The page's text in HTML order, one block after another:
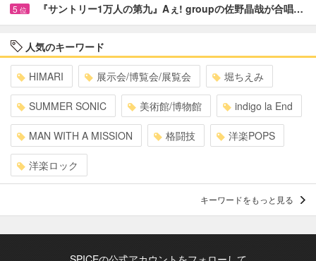
5 位 『サントリー1万人の第九』Aぇ! groupの佐野晶哉が合唱…
人気のキーワード
HIMARI 展示会/博覧会/展覧会 堀ちえみ
SUMMER SONIC 美術館/博物館 indigo la End
MAN WITH A MISSION 格闘技 洋楽POPS
洋楽ロック
キーワードをもっと見る